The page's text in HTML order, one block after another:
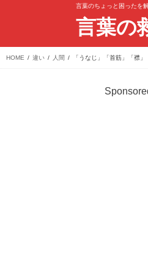
言葉のちょっと困ったを
言葉の
HOME 違い 人間 「うなじ」「首筋」「襟